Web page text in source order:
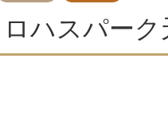
ハスパー